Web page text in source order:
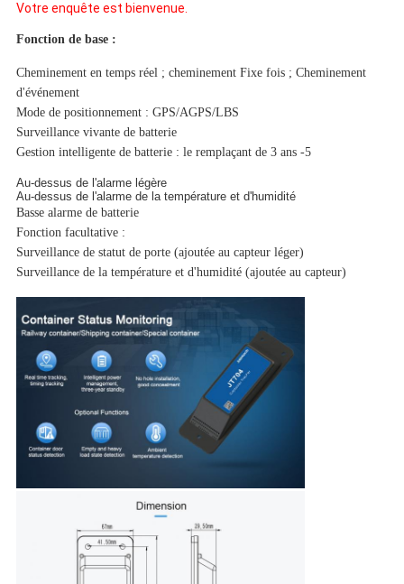
Votre enquête est bienvenue.
Fonction de base :
Cheminement en temps réel ; cheminement Fixe fois ; Cheminement
d'événement
Mode de positionnement : GPS/AGPS/LBS
Surveillance vivante de batterie
Gestion intelligente de batterie : le remplaçant de 3 ans -5
Au-dessus de l'alarme légère
Au-dessus de l'alarme de la température et d'humidité
Basse alarme de batterie
Fonction facultative :
Surveillance de statut de porte (ajoutée au capteur léger)
Surveillance de la température et d'humidité (ajoutée au capteur)